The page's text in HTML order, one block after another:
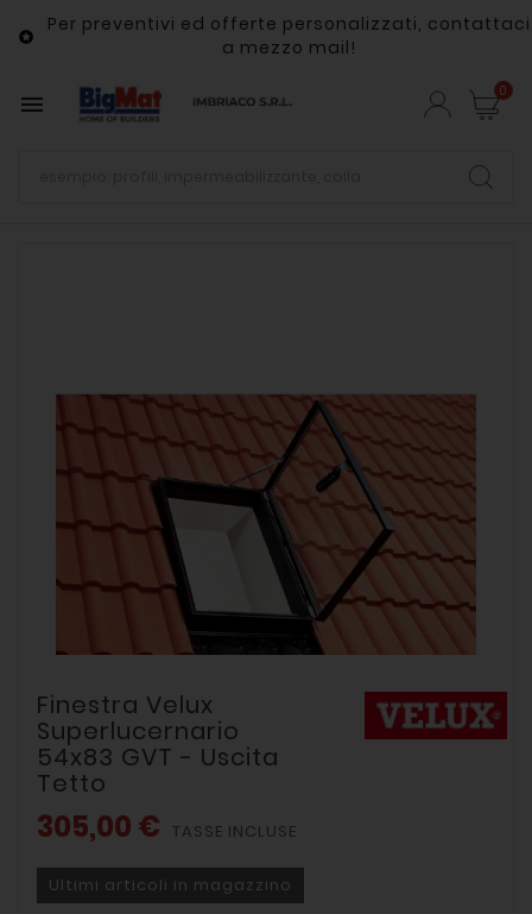

Per preventivi ed offerte personalizzati, contattaci
a mezzo mail!
 0
Finestra Velux
Superlucernario
54x83 GVT - Uscita
Tetto
305,00 € TASSE INCLUSE
Ultimi articoli in magazzino